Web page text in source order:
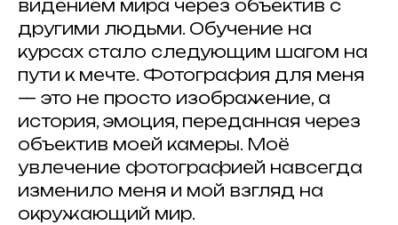
видением мира через объектив с
другими людьми. Обучение на
курсах стало следующим шагом на
пути к мечте. Фотография для меня
— это не просто изображение, а
история, эмоция, переданная через
объектив моей камеры. Моё
увлечение фотографией навсегда
изменило меня и мой взгляд на
окружающий мир.
?
ИЩЕМ
ПАРТНЕРОВ
ПАРТНЕРЫ
ИНФОРМАЦИОННЫЕ ПАРТНЕРЫ